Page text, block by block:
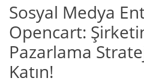
Sosyal Medya
Opencart:
Pazarlama
Katın!